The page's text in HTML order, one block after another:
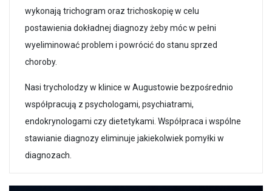
wykonają trichogram oraz trichoskopię w celu
postawienia dokładnej diagnozy żeby móc w pełni
wyeliminować problem i powrócić do stanu sprzed
choroby.
Nasi trycholodzy w klinice w Augustowie bezpośrednio
współpracują z psychologami, psychiatrami,
endokrynologami czy dietetykami. Współpraca i wspólne
stawianie diagnozy eliminuje jakiekolwiek pomyłki w
diagnozach.